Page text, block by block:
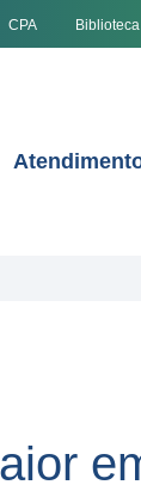
CPA Biblioteca